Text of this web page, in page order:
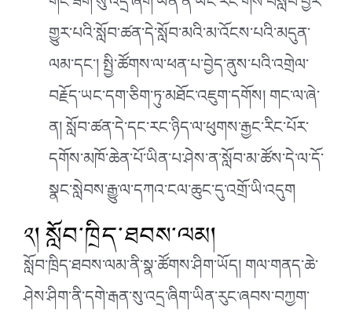
གྱུར་པའི་སློབ་ཚན་དེ་སློབ་མའི་མ་འོངས་པའི་མདུན་
ལམ་དང་། སྤྱི་ཚོགས་ལ་ཕན་པ་བྱེད་ནུས་པའི་འགྲེལ་
བརྗོད་ཡང་དག་ཅིག་ཏུ་མཐོང་འཇུག་དགོས། གང་ལ་ཞེ་
ན། སློབ་ཚན་དེ་དང་རང་ཉིད་ལ་ཕུགས་རྒྱང་རིང་པོར་
དགོས་མཁོ་ཆེན་པོ་ཡིན་པ་ཤེས་ན་སློབ་མ་ཚོས་དེ་ལ་དོ་
སྣང་སླེབས་རྒྱུ་ལ་དཀའ་ངལ་ཆུང་དུ་འགྲོ་ཡི་འདུག
༢། སློབ་ཁྲིད་ཐབས་ལམ།
སློབ་ཁྲིད་ཐབས་ལམ་ནི་སྣ་ཚོགས་ཤིག་ཡོད། གལ་གནད་ཆེ་
ཤེས་ཤིག་ནི་དགེ་རྒན་སུ་འདྲ་ཞིག་ཡིན་རུང་ཞབས་བཀྱག་